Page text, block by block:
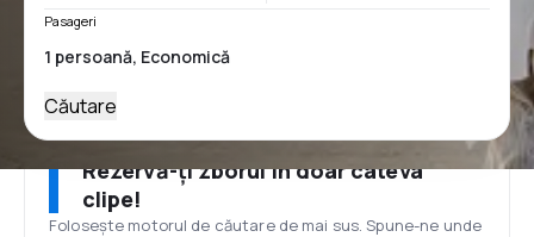
Pasageri
Căutare
Rezervă-ți zborul în doar câteva
clipe!
Folosește motorul de căutare de mai sus. Spune-ne unde